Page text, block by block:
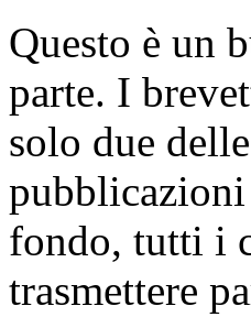
Questo è un
parte. I
solo due
fondo, tutti i
trasmettere